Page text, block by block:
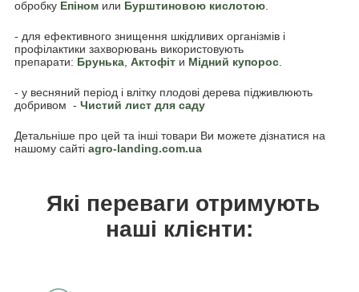
обробку Епіном или Бурштиновою кислотою
- для ефективного знищення шкідливих організмів і
профілактики захворювань використовують
препарати: Брунька Актофіт и Мідний купорос
- у весняний період і влітку плодові дерева підживлюють
добривом - Чистий лист для саду
Детальніше про цей та інші товари Ви можете дізнатися на
нашому сайті agro-landing.com.ua
Які переваги отримують
наші клієнти: